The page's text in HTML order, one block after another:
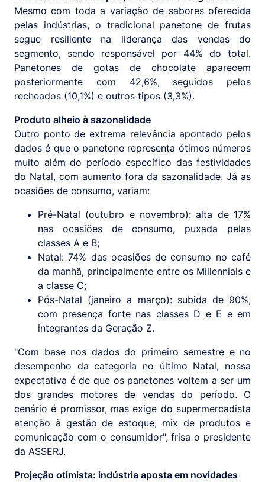
Mesmo com toda a variação de sabores oferecida
pelas indústrias, o tradicional panetone de frutas
segue resiliente na liderança das vendas do
segmento, sendo responsável por 44% do total.
Panetones de gotas de chocolate aparecem
posteriormente com 42,6%, seguidos pelos
recheados (10,1%) e outros tipos (3,3%).
Produto alheio à sazonalidade
Outro ponto de extrema relevância apontado pelos
dados é que o panetone representa ótimos números
muito além do período específico das festividades
do Natal, com aumento fora da sazonalidade. Já as
ocasiões de consumo, variam:
Pré-Natal (outubro e novembro): alta de 17%
nas ocasiões de consumo, puxada pelas
classes A e B;
Natal: 74% das ocasiões de consumo no café
da manhã, principalmente entre os Millennials e
a classe C;
Pós-Natal (janeiro a março): subida de 90%,
com presença forte nas classes D e E e em
integrantes da Geração Z.
"Com base nos dados do primeiro semestre e no
desempenho da categoria no último Natal, nossa
expectativa é de que os panetones voltem a ser um
dos grandes motores de vendas do período. O
cenário é promissor, mas exige do supermercadista
atenção à gestão de estoque, mix de produtos e
comunicação com o consumidor", frisa o presidente
da ASSERJ.
Projeção otimista: indústria aposta em novidades